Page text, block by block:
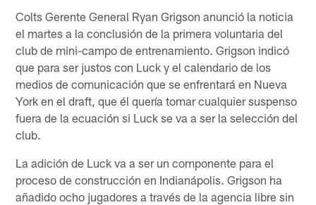
Colts Gerente General Ryan Grigson anunció la noticia
el martes a la conclusión de la primera voluntaria del
club de mini-campo de entrenamiento. Grigson indicó
que para ser justos con Luck y el calendario de los
medios de comunicación que se enfrentará en Nueva
York en el draft, que él quería tomar cualquier suspenso
fuera de la ecuación si Luck se va a ser la selección del
club.
La adición de Luck va a ser un componente para el
proceso de construcción en Indianápolis. Grigson ha
añadido ocho jugadores a través de la agencia libre sin